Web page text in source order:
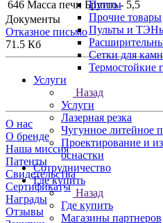
Плиты
Прочие товары
Пульты и
Сетки для
Термостойкие
Услуги
Назад
Услуги
Лазерная резка
Чугунное литейное
Проектирование и
оснастки
Сотрудничество
Где купить
Назад
Где купить
Магазины партнеров
646 Масса печи Брутто - 5,5
Документы
Отказное письмо
71.5 Кб
О нас
О бренде
Наша миссия
Патенты
Свидетельства
Сертификаты
Награды
Отзывы